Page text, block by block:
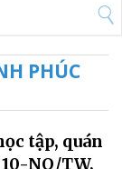
PHÚC
tập, quán
NQ/TW,